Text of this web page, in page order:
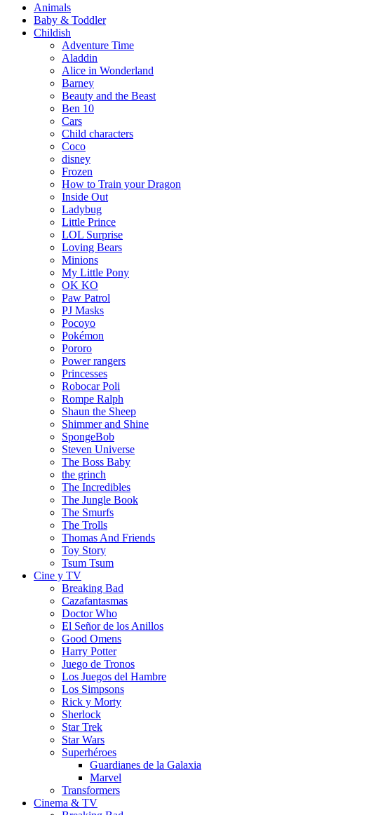
Animals
Baby & Toddler
Childish
Adventure Time
Aladdin
Alice in Wonderland
Barney
Beauty and the Beast
Ben 10
Cars
Child characters
Coco
disney
Frozen
How to Train your Dragon
Inside Out
Ladybug
Little Prince
LOL Surprise
Loving Bears
Minions
My Little Pony
OK KO
Paw Patrol
PJ Masks
Pocoyo
Pokémon
Pororo
Power rangers
Princesses
Robocar Poli
Rompe Ralph
Shaun the Sheep
Shimmer and Shine
SpongeBob
Steven Universe
The Boss Baby
the grinch
The Incredibles
The Jungle Book
The Smurfs
The Trolls
Thomas And Friends
Toy Story
Tsum Tsum
Cine y TV
Breaking Bad
Cazafantasmas
Doctor Who
El Señor de los Anillos
Good Omens
Harry Potter
Juego de Tronos
Los Juegos del Hambre
Los Simpsons
Rick y Morty
Sherlock
Star Trek
Star Wars
Superhéroes
Guardianes de la Galaxia
Marvel
Transformers
Cinema & TV